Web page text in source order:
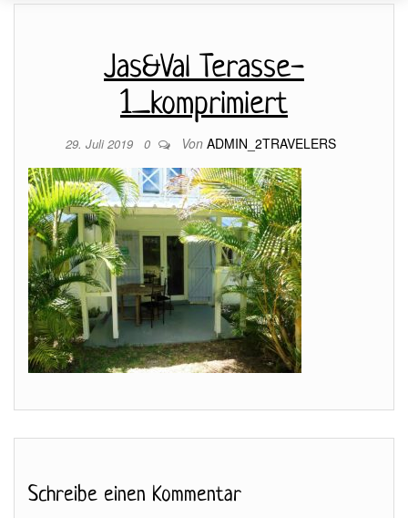
Jas&Val Terasse-
1_komprimiert
29. Juli 2019 0 Von ADMIN_2TRAVELERS
Schreibe einen Kommentar